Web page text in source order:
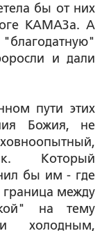
бы от них
КАМАЗа. А
и дали
пути этих
Божия, не
Который
бы им - где
граница между
на тему
холодным,